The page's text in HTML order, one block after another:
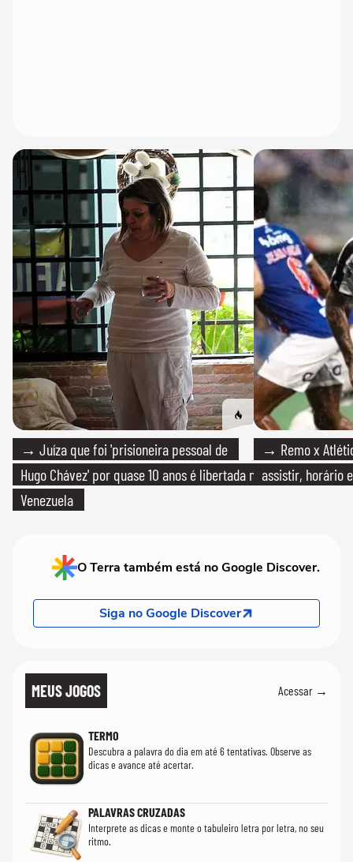
→ Juíza que foi 'prisioneira pessoal de
Hugo Chávez' por quase 10 anos é libertada na
Venezuela
→ Remo x
assistir, horário
O Terra também está no Google Discover.
Siga no Google Discover
MEUS JOGOS Acessar →
TERMO
Descubra a palavra do dia em até 6 tentativas. Observe as
dicas e avance até acertar.
PALAVRAS CRUZADAS
Interprete as dicas e monte o tabuleiro letra por letra, no seu
ritmo.